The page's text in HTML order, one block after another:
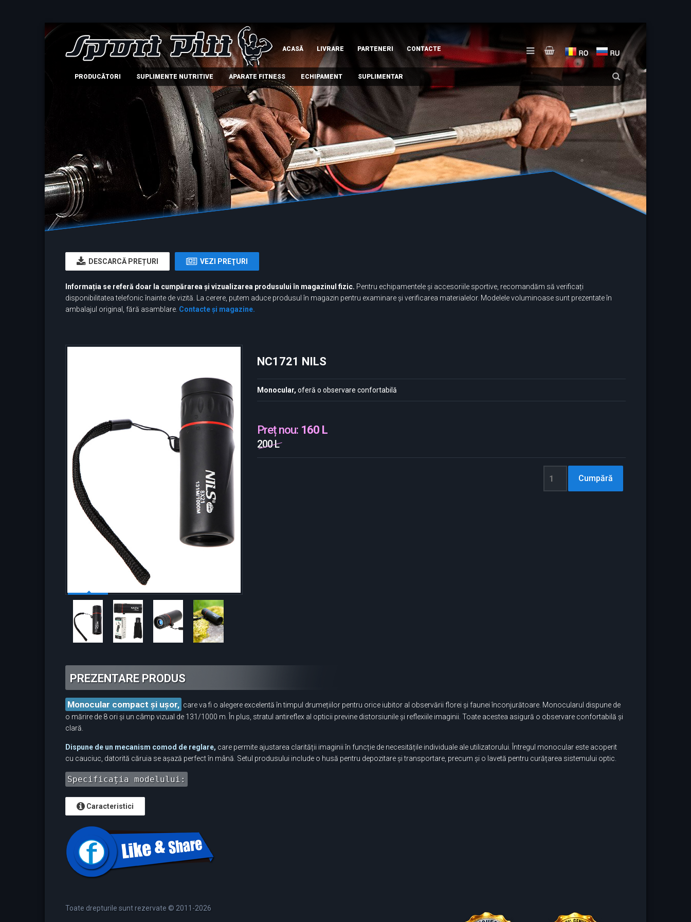
ACASĂ LIVRARE PARTENERI СONTACTE
PRODUCĂTORI SUPLIMENTE NUTRITIVE APARATE FITNESS ECHIPAMENT SUPLIMENTAR
DESCARCĂ PREȚURI VEZI PREŢURI
Informația se referă doar la cumpărarea și vizualizarea produsului în magazinul fizic. Pentru echipamentele și accesoriile sportive, recomandăm să verificați
disponibilitatea telefonic înainte de vizită. La cerere, putem aduce produsul în magazin pentru examinare și verificarea materialelor. Modelele voluminoase sunt prezentate în
ambalajul original, fără asamblare. Contacte și magazine.
NC1721 NILS
Monocular, oferă o observare confortabilă
Preț nou: 160 L
200 L
PREZENTARE PRODUS
Monocular compact și ușor, care va fi o alegere excelentă în timpul drumețiilor pentru orice iubitor al observării florei și faunei înconjurătoare. Monocularul dispune de
o mărire de 8 ori și un câmp vizual de 131/1000 m. În plus, stratul antireflex al opticii previne distorsiunile și reflexiile imaginii. Toate acestea asigură o observare confortabilă și
clară.
Dispune de un mecanism comod de reglare, care permite ajustarea clarității imaginii în funcție de necesitățile individuale ale utilizatorului. Întregul monocular este acoperit
cu cauciuc, datorită căruia se așază perfect în mână. Setul produsului include o husă pentru depozitare și transportare, precum și o lavetă pentru curățarea sistemului optic.
Specificația modelului:
Caracteristici
Toate drepturile sunt rezervate © 2011-2026